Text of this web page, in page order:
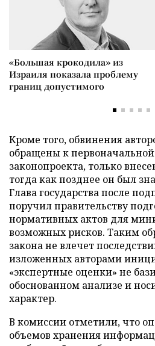
«Большая крокодила» из
Израиля показала проблему
границ допустимого
Кроме того, обвинения
обращены к
законопроекта, только
тогда как позднее он был
Глава государства после
поручил правительству
нормативных актов для
возможных рисков. Таким
закона не влечет
изложенных авторами
«экспертные оценки» не
обоснованном анализе и
характер.
В комиссии отметили, что
объемов хранения